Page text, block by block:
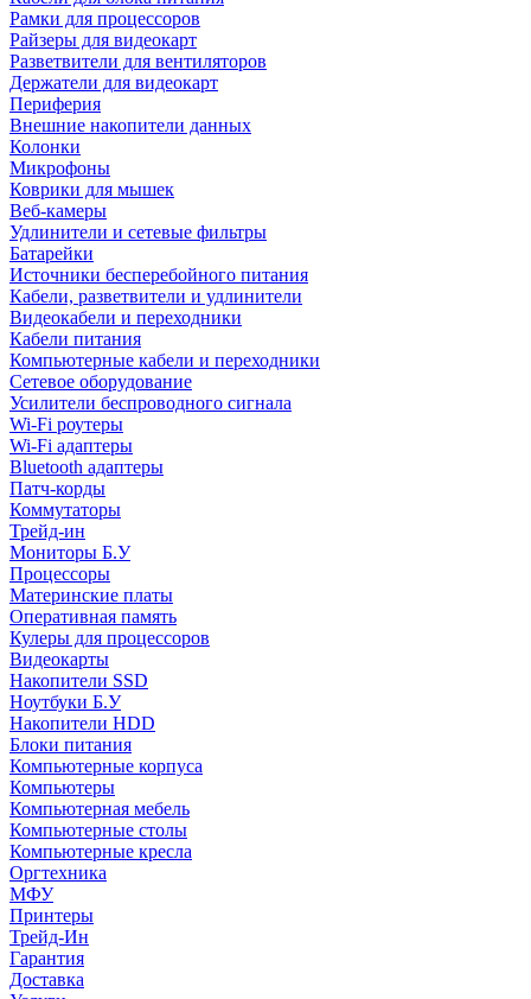
Рамки для процессоров
Райзеры для видеокарт
Разветвители для вентиляторов
Держатели для видеокарт
Периферия
Внешние накопители данных
Колонки
Микрофоны
Коврики для мышек
Веб-камеры
Удлинители и сетевые фильтры
Батарейки
Источники бесперебойного питания
Кабели, разветвители и удлинители
Видеокабели и переходники
Кабели питания
Компьютерные кабели и переходники
Сетевое оборудование
Усилители беспроводного сигнала
Wi-Fi роутеры
Wi-Fi адаптеры
Bluetooth адаптеры
Патч-корды
Коммутаторы
Трейд-ин
Мониторы Б.У
Процессоры
Материнские платы
Оперативная память
Кулеры для процессоров
Видеокарты
Накопители SSD
Ноутбуки Б.У
Накопители HDD
Блоки питания
Компьютерные корпуса
Компьютеры
Компьютерная мебель
Компьютерные столы
Компьютерные кресла
Оргтехника
МФУ
Принтеры
Трейд-Ин
Гарантия
Доставка